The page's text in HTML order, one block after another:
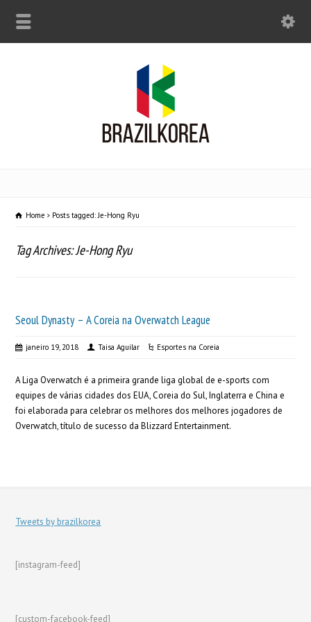
Home Posts tagged: Je-Hong Ryu
Tag Archives: Je-Hong Ryu
Seoul Dynasty – A Coreia na Overwatch League
janeiro 19, 2018 Taisa Aguilar Esportes na Coreia
A Liga Overwatch é a primeira grande liga global de e-sports com
equipes de várias cidades dos EUA, Coreia do Sul, Inglaterra e China e
foi elaborada para celebrar os melhores dos melhores jogadores de
Overwatch, título de sucesso da Blizzard Entertainment.
Tweets by brazilkorea
[instagram-feed]
[custom-facebook-feed]